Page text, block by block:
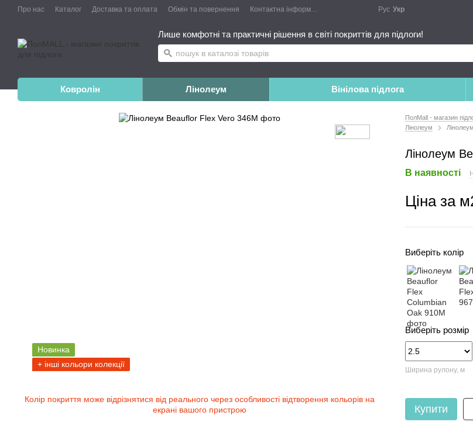
Про нас Каталог Доставка та оплата Обмін та повернення Контактна інформація Публічний договір
Рус Укр
Лише комфотні та практичні рішення в світі покриттів для підлоги!
Ковролін Лінолеум Вінілова підлога
Новинка
+ інші кольори колекції
Колір покриття може відрізнятися від реального через особливості відтворення кольорів на
екрані вашого пристрою
ПолMall - магазин
Лінолеум
Лінолеум
В наявності
Ціна за
Виберіть колір
Виберіть розмір
Ширина рулону, м
Купити